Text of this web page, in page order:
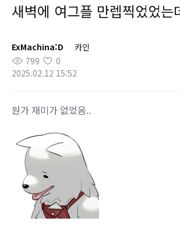
새벽에 여그플 만렙찍었었는
ExMachina:D
카인
799
0
2025.02.12 15:52
뭔가 재미가 없었음..